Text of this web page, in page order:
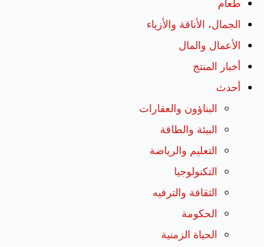
الجمال، الأناقة والأزياء
الأعمال والمال
أخبار المنتج
أحدث
البناؤون والعقارات
البيئة والطاقة
التعليم والرياضة
التكنولوجيا
الثقافة والترفيه
الحكومة
الحياة الزمنية